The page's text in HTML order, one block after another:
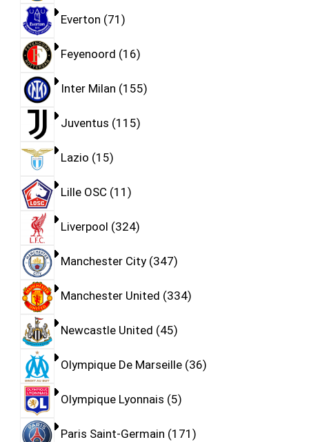
Everton 71
Feyenoord 16
Inter Milan 155
Juventus 115
Lazio 15
Lille OSC 11
Liverpool 324
Manchester City 347
Manchester United 334
Newcastle United 45
Olympique De Marseille 36
Olympique Lyonnais 5
Paris Saint-Germain 171